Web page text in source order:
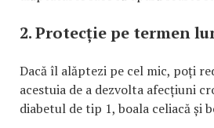
2. Protecție pe termen
Dacă îl alăptezi pe cel mic, poți
acestuia de a dezvolta afecțiuni
diabetul de tip 1, boala celiacă și